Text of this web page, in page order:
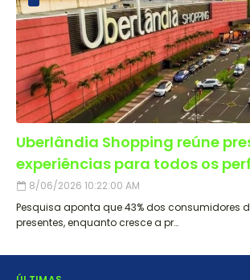
Uberlândia Shopping reúne
experiências para todos os
8/06/2026 10:22:00 AM
Pesquisa aponta que 43% dos consumidores
presentes, enquanto cresce a pr…